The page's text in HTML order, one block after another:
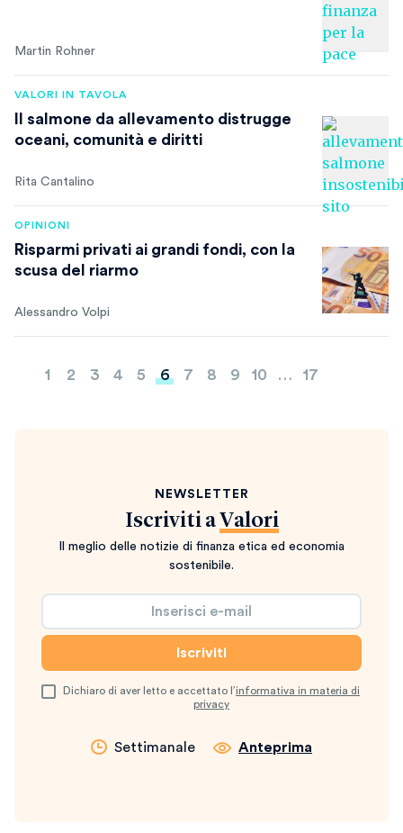
Martin Rohner
VALORI IN TAVOLA
Il salmone da allevamento distrugge
oceani, comunità e diritti
Rita Cantalino
OPINIONI
Risparmi privati ai grandi fondi, con la
scusa del riarmo
Alessandro Volpi
Paginazione
1 2 3 4 5 6 7 8 9 10 … 17
NEWSLETTER
Iscriviti a Valori
Il meglio delle notizie di finanza etica ed economia
sostenibile.
Dichiaro di aver letto e accettato l’informativa in materia di
privacy
Settimanale Anteprima